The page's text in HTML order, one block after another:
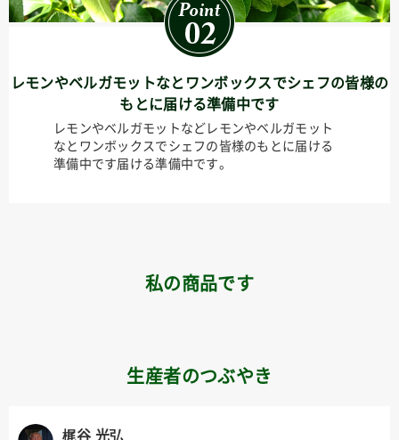
レモンやベルガモットなとワンボックスでシェフの皆様の
もとに届ける準備中です
レモンやベルガモットなどレモンやベルガモット
なとワンボックスでシェフの皆様のもとに届ける
準備中です届ける準備中です。
私の商品です
生産者のつぶやき
梶谷 光弘